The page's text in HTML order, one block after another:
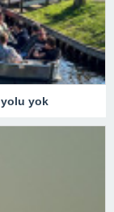
yolu yok